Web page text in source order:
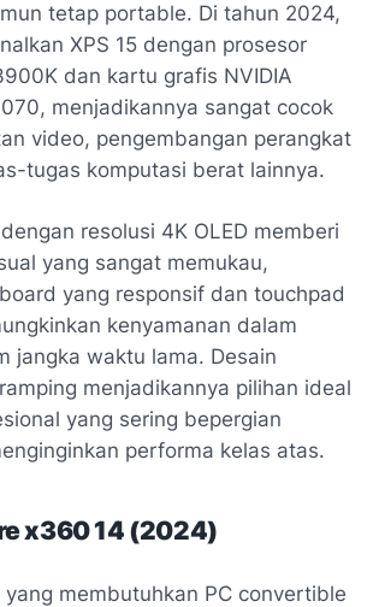
tetap portable. Di tahun 2024,
XPS 15 dengan prosesor
dan kartu grafis NVIDIA
menjadikannya sangat cocok
video, pengembangan perangkat
tugas komputasi berat lainnya.
resolusi 4K OLED memberi
yang sangat memukau,
yang responsif dan touchpad
kenyamanan dalam
jangka waktu lama. Desain
menjadikannya pilihan ideal
yang sering bepergian
performa kelas atas.
x360 14 (2024)
yang membutuhkan PC convertible